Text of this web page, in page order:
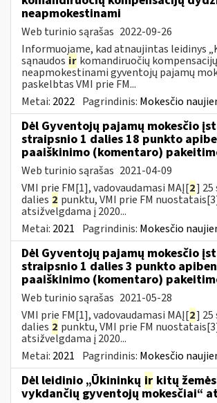
neapmokestinami
Web turinio sąrašas 2022-09-26
Informuojame, kad atnaujintas leidinys
sąnaudos ir komandiruočių
neapmokestinami gyventojų pajamų
paskelbtas VMI prie FM...
Metai: 2022 Pagrindinis: Mokesčio
Dėl Gyventojų pajamų mokesčio
straipsnio 1 dalies 18 punkto
paaiškinimo (komentaro)
Web turinio sąrašas 2021-04-09
VMI prie FM[1], vadovaudamasi MAĮ[2] 25
dalies 2 punktu, VMI prie FM
atsižvelgdama į 2020...
Metai: 2021 Pagrindinis: Mokesčio
Dėl Gyventojų pajamų mokesčio
straipsnio 1 dalies 3 punkto
paaiškinimo (komentaro)
Web turinio sąrašas 2021-05-28
VMI prie FM[1], vadovaudamasi MAĮ[2] 25
dalies 2 punktu, VMI prie FM
atsižvelgdama į 2020...
Metai: 2021 Pagrindinis: Mokesčio
Dėl leidinio „Ūkininkų ir kitų
vykdančių gyventojų mokesčiai“